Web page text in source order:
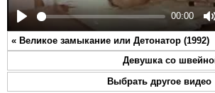
Play
00:00
« Великое замыкание или Детонатор (1992)
Девушка со
Выбрать другое видео